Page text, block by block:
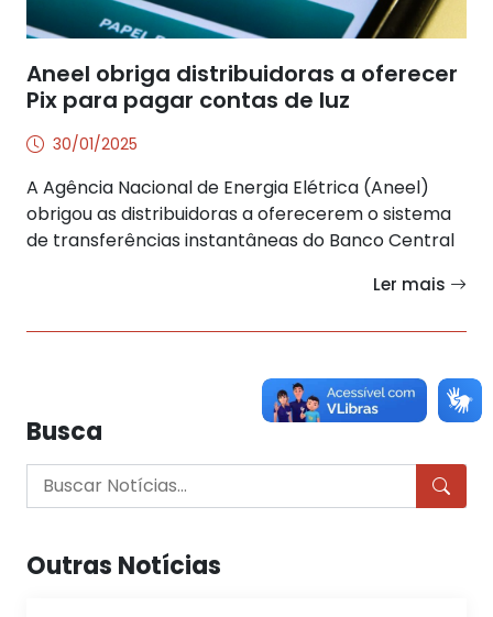
Aneel obriga distribuidoras a oferecer
Pix para pagar contas de luz
30/01/2025
A Agência Nacional de Energia Elétrica (Aneel)
obrigou as distribuidoras a oferecerem o sistema
de transferências instantâneas do Banco Central
Ler mais
Busca
Outras Notícias